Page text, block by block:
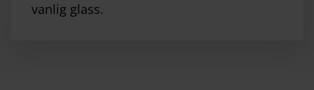
vanlig glass.